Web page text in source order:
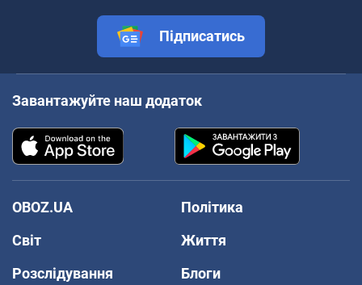
Підписатись
Завантажуйте наш додаток
OBOZ.UA
Політика
Світ
Життя
Розслідування
Блоги